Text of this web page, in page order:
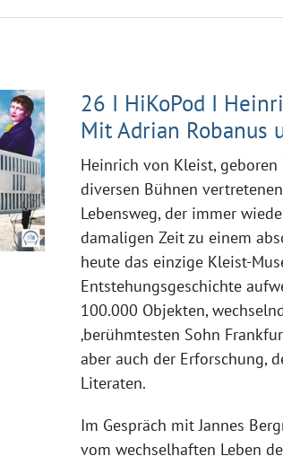
26 I HiKoPod I
Mit Adrian Robanus
Heinrich von Kleist,
diversen Bühnen
Lebensweg, der immer
damaligen Zeit zu einem
heute das einzige Kleist-
Entstehungsgeschichte
100.000 Objekten,
‚berühmtesten Sohn
aber auch der Erforschung,
Literaten.
Im Gespräch mit Jannes
vom wechselhaften Leben